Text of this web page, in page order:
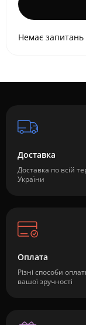
Немає
Доставка
Доставка по всій
України
Оплата
Різні способи
вашої зручності